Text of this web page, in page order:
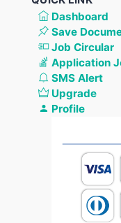
Dashboard
Save
Job Circular
Application
SMS Alert
Upgrade
Profile